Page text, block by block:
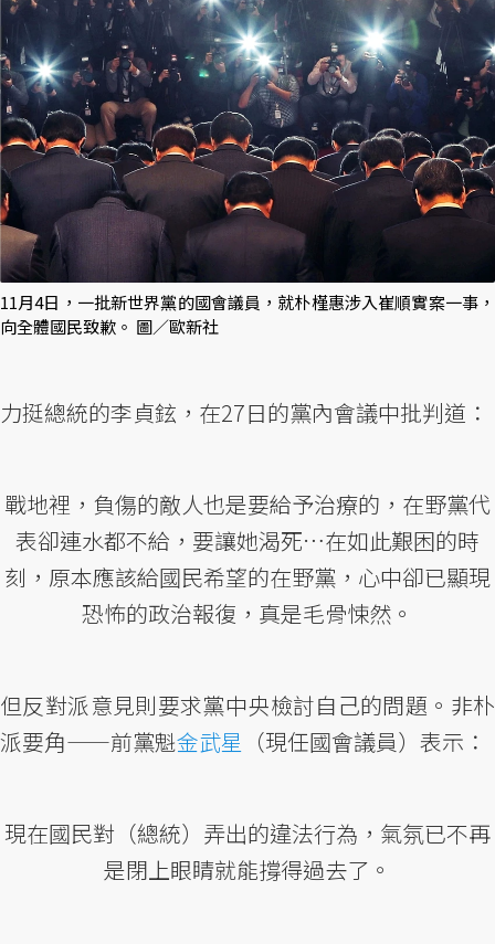
11月4日，一批新世界黨的國會議員，就朴槿惠涉入崔順實案一事，
向全體國民致歉。 圖／歐新社
力挺總統的李貞鉉，在27日的黨內會議中批判道：
戰地裡，負傷的敵人也是要給予治療的，在野黨代
表卻連水都不給，要讓她渴死…在如此艱困的時
刻，原本應該給國民希望的在野黨，心中卻已顯現
恐怖的政治報復，真是毛骨悚然。
但反對派意見則要求黨中央檢討自己的問題。非朴
派要角——前黨魁金武星 （現任國會議員）表示：
現在國民對（總統）弄出的違法行為，氣氛已不再
是閉上眼睛就能撐得過去了。